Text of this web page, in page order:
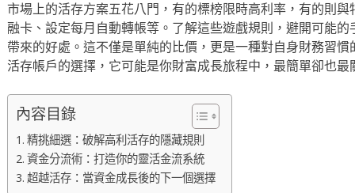
市場上的活存方案五花八門，有的標榜限時高利率，有的則
融卡、設定每月自動轉帳等。了解這些遊戲規則，避開可能
帶來的好處。這不僅是單純的比價，更是一種對自身財務習
活存帳戶的選擇，它可能是你財富成長旅程中，最簡單卻也
內容目錄
精挑細選：破解高利活存的隱藏規則
資金分流術：打造你的靈活金流系統
超越活存：當資金成長後的下一個選擇